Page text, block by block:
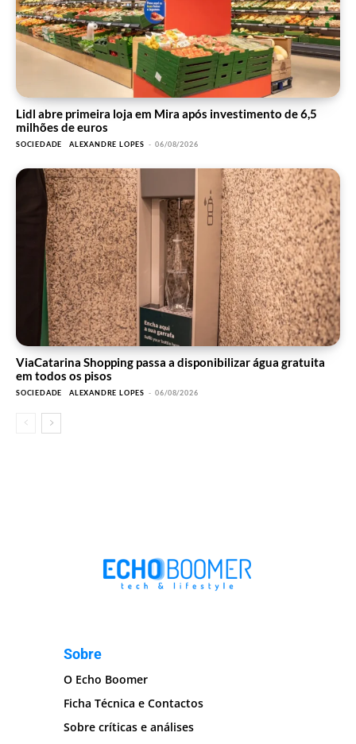
Lidl abre primeira loja em Mira após investimento de 6,5
milhões de euros
SOCIEDADE ALEXANDRE LOPES - 06/08/2026
ViaCatarina Shopping passa a disponibilizar água gratuita
em todos os pisos
SOCIEDADE ALEXANDRE LOPES - 06/08/2026
Sobre
O Echo Boomer
Ficha Técnica e Contactos
Sobre críticas e análises